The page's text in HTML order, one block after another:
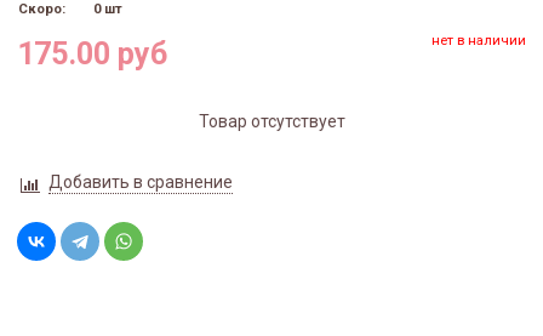
Скоро:
0 шт
175.00 руб нет в наличии
Товар отсутствует
Добавить в сравнение